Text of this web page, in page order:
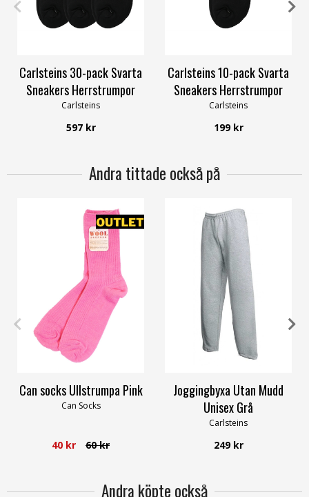
39-42
Carlsteins 30-pack Svarta
Sneakers Herrstrumpor
Carlsteins
597 kr
39-42 43-45
Carlsteins 10-pack Svarta
Sneakers Herrstrumpor
Carlsteins
199 kr
Andra tittade också på
16-18
Can socks Ullstrumpa Pink
Can Socks
40 kr 60 kr
M L XL XXL
Joggingbyxa Utan Mudd
Unisex Grå
Carlsteins
249 kr
Andra köpte också